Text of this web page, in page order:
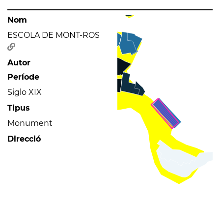
Nom
ESCOLA DE MONT-ROS
Autor
Període
Siglo XIX
Tipus
Monument
Direcció